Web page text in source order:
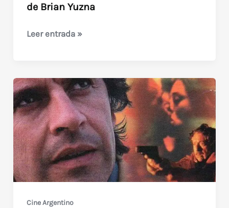
de Brian Yuzna
Arachnid
española
de
Brian
Yuzna
Leer entrada »
Cine Argentino